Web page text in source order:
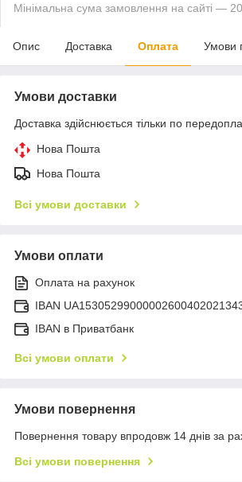
Мінімальна сума замовлення на сайті —
Опис Доставка Оплата Умови
Умови доставки
Доставка здійснюється тільки по
Нова Пошта
Нова Пошта
Всі умови доставки
Умови оплати
Оплата на рахунок
IBAN
IBAN в Приватбанк
Всі умови оплати
Умови повернення
Повернення товару впродовж 14 днів за
Всі умови повернення